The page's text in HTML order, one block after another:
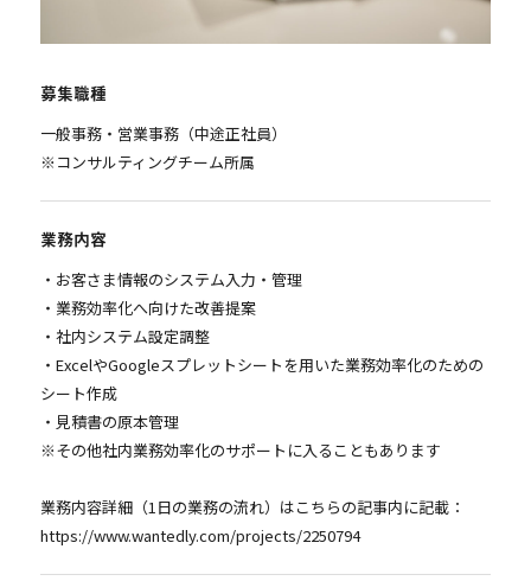
募集職種
一般事務・営業事務（中途正社員）
※コンサルティングチーム所属
業務内容
・お客さま情報のシステム入力・管理
・業務効率化へ向けた改善提案
・社内システム設定調整
・ExcelやGoogleスプレットシートを用いた業務効率化のための
シート作成
・見積書の原本管理
※その他社内業務効率化のサポートに入ることもあります
業務内容詳細（1日の業務の流れ）はこちらの記事内に記載：
https://www.wantedly.com/projects/2250794